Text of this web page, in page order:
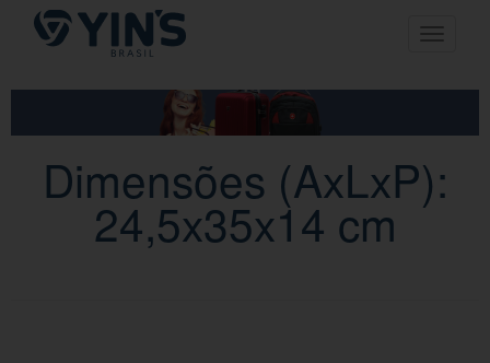
Pular
para
conteúdo
Toggle
Dimensões (AxLxP):
24,5x35x14 cm